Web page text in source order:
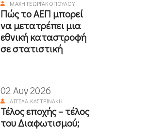
ΜΆΧΗ ΓΕΩΡΓΑΚΟΠΟΎΛΟΥ
Πώς το ΑΕΠ μπορεί
να μετατρέπει μια
εθνική καταστροφή
σε στατιστική
02 Αυγ 2026
ΑΓΓΈΛΑ ΚΑΣΤΡΙΝΆΚΗ
Τέλος εποχής – τέλος
του Διαφωτισμού;